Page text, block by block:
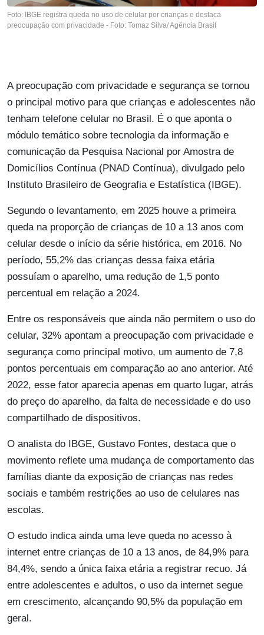
Foto: IBGE registra queda no uso de celular por crianças e destaca
preocupação com privacidade - Foto: Tomaz Silva/ Agência Brasil
A preocupação com privacidade e segurança se tornou
o principal motivo para que crianças e adolescentes não
tenham telefone celular no Brasil. É o que aponta o
módulo temático sobre tecnologia da informação e
comunicação da Pesquisa Nacional por Amostra de
Domicílios Contínua (PNAD Contínua), divulgado pelo
Instituto Brasileiro de Geografia e Estatística (IBGE).
Segundo o levantamento, em 2025 houve a primeira
queda na proporção de crianças de 10 a 13 anos com
celular desde o início da série histórica, em 2016. No
período, 55,2% das crianças dessa faixa etária
possuíam o aparelho, uma redução de 1,5 ponto
percentual em relação a 2024.
Entre os responsáveis que ainda não permitem o uso do
celular, 32% apontam a preocupação com privacidade e
segurança como principal motivo, um aumento de 7,8
pontos percentuais em comparação ao ano anterior. Até
2022, esse fator aparecia apenas em quarto lugar, atrás
do preço do aparelho, da falta de necessidade e do uso
compartilhado de dispositivos.
O analista do IBGE, Gustavo Fontes, destaca que o
movimento reflete uma mudança de comportamento das
famílias diante da exposição de crianças nas redes
sociais e também restrições ao uso de celulares nas
escolas.
O estudo indica ainda uma leve queda no acesso à
internet entre crianças de 10 a 13 anos, de 84,9% para
84,4%, sendo a única faixa etária a registrar recuo. Já
entre adolescentes e adultos, o uso da internet segue
em crescimento, alcançando 90,5% da população em
geral.